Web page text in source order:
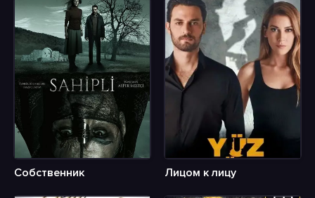
Собственник Лицом к лицу